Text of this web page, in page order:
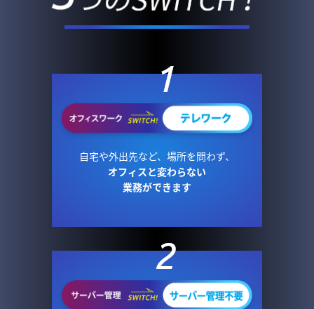
自宅や外出先など、場所を問わず、
オフィスと変わらない
業務ができます